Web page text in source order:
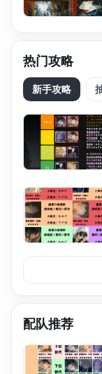
热门攻略
新手攻略
配队推荐